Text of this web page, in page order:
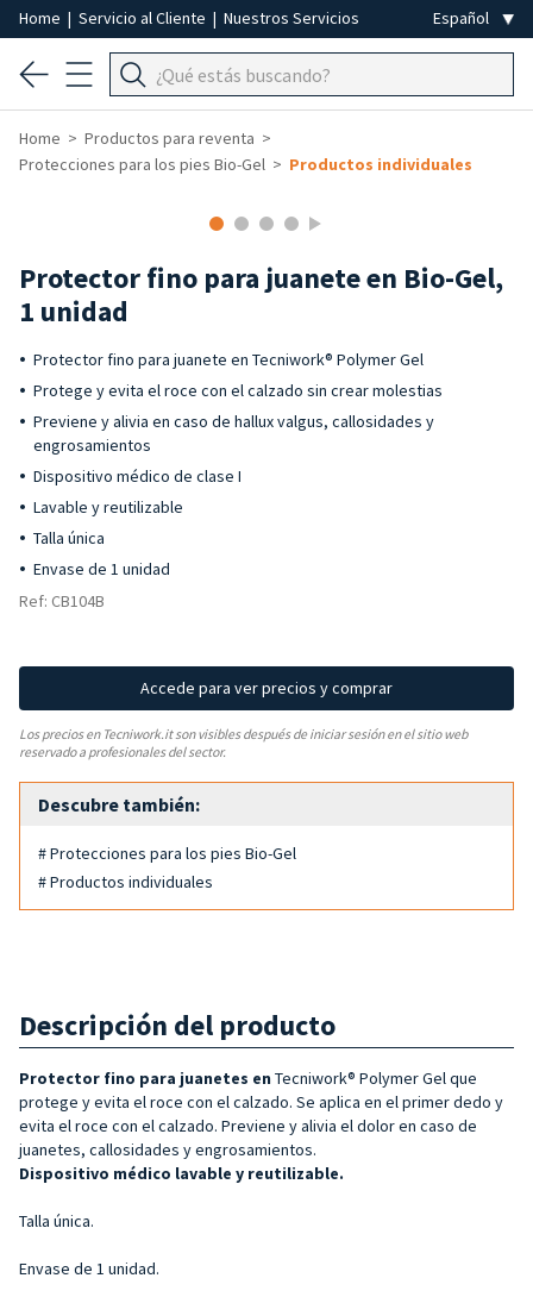
Home | Servicio al Cliente | Nuestros Servicios
Home
Productos para reventa
Protecciones para los pies Bio-Gel
Productos individuales
Protector fino para juanete en Bio-Gel,
1 unidad
Protector fino para juanete en Tecniwork® Polymer Gel
Protege y evita el roce con el calzado sin crear molestias
Previene y alivia en caso de hallux valgus, callosidades y
engrosamientos
Dispositivo médico de clase I
Lavable y reutilizable
Talla única
Envase de 1 unidad
Ref: CB104B
Accede para ver precios y comprar
Los precios en Tecniwork.it son visibles después de iniciar sesión en el sitio web
reservado a profesionales del sector.
Descubre también:
# Protecciones para los pies Bio-Gel
# Productos individuales
Descripción del producto
Protector fino para juanetes en Tecniwork® Polymer Gel que
protege y evita el roce con el calzado. Se aplica en el primer dedo y
evita el roce con el calzado. Previene y alivia el dolor en caso de
juanetes, callosidades y engrosamientos.
Dispositivo médico lavable y reutilizable.
Talla única.
Envase de 1 unidad.